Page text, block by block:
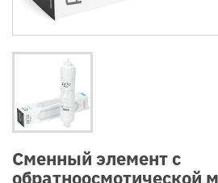
Сменный элемент с
обратноосмотической